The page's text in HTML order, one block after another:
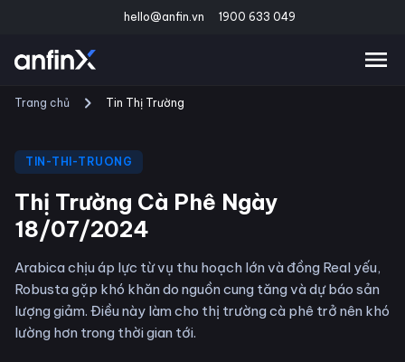
hello@anfin.vn 1900 633 049
Trang chủ Tin Thị Trường
TIN-THI-TRUONG
Thị Trường Cà Phê Ngày
18/07/2024
Arabica chịu áp lực từ vụ thu hoạch lớn và đồng Real yếu,
Robusta gặp khó khăn do nguồn cung tăng và dự báo sản
lượng giảm. Điều này làm cho thị trường cà phê trở nên khó
lường hơn trong thời gian tới.